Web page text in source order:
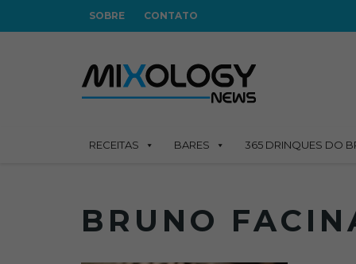
SOBRE CONTATO
RECEITAS BARES 365 DRINQUES DO
BRUNO